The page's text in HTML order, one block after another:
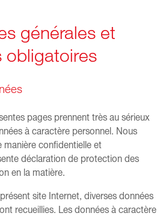
générales et
obligatoires
pages prennent très au sérieux
à caractère personnel. Nous
manière confidentielle et
déclaration de protection des
en la matière.
site Internet, diverses données
recueillies. Les données à caractère